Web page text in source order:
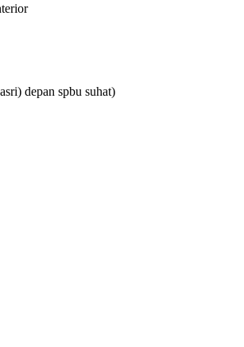
depan spbu suhat)